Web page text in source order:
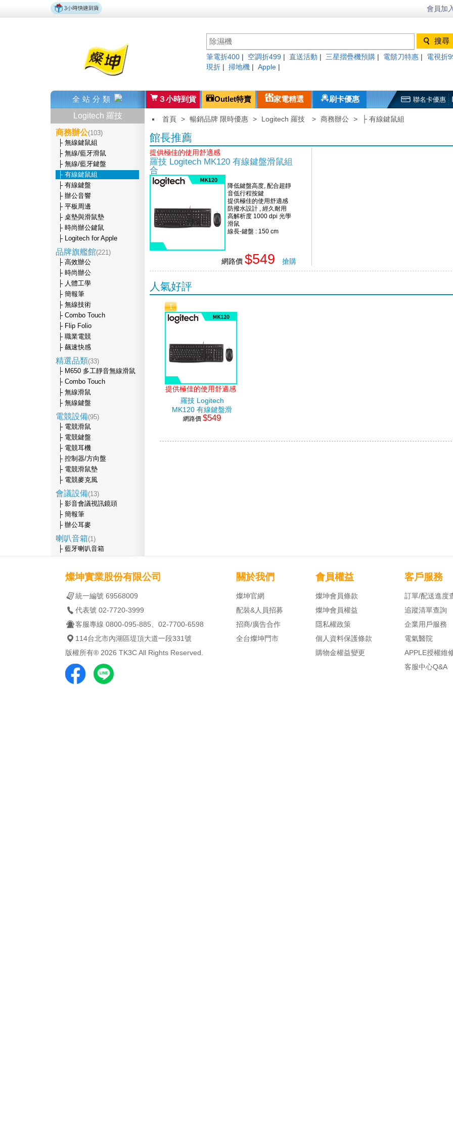
會員加
筆電折400 空調折499 直送活動 三星摺疊機預購 電鬍刀特惠
電視折
現折
掃地機 Apple
全站分類 ３小時到貨 Outlet特賣 家電精選 刷卡優惠 聯名卡優惠
Logitech 羅技
商務辦公(103)
├ 無線鍵鼠組
├ 無線/藍牙滑鼠
├ 無線/藍牙鍵盤
├ 有線鍵鼠組
├ 有線鍵盤
├ 辦公音響
├ 平板周邊
├ 桌墊與滑鼠墊
├ 時尚辦公鍵鼠
├ Logitech for Apple
品牌旗艦館(221)
├ 高效辦公
├ 時尚辦公
├ 人體工學
├ 簡報筆
├ 無線技術
├ Combo Touch
├ Flip Folio
├ 職業電競
├ 飆速快感
精選品類(33)
├ M650 多工靜音無線滑鼠
├ Combo Touch
├ 無線滑鼠
├ 無線鍵盤
電競設備(95)
├ 電競滑鼠
├ 電競鍵盤
├ 電競耳機
├ 控制器/方向盤
├ 電競滑鼠墊
├ 電競麥克風
會議設備(13)
├ 影音會議視訊鏡頭
├ 簡報筆
├ 辦公耳麥
喇叭音箱(1)
├ 藍牙喇叭音箱
首頁 > 暢銷品牌 限時優惠 > Logitech 羅技 > 商務辦公 > ├ 有線鍵鼠組
館長推薦
提供極佳的使用舒適感
羅技 Logitech MK120 有線鍵盤滑鼠組
合
降低鍵盤高度, 配合超靜
音低行程按鍵
提供極佳的使用舒適感
防撥水設計 , 經久耐用
高解析度 1000 dpi 光學
滑鼠
線長-鍵盤 : 150 cm
網路價 $549 搶購
人氣好評
1
提供極佳的使用舒適感
羅技 Logitech
MK120 有線鍵盤滑
鼠組合
網路價$549